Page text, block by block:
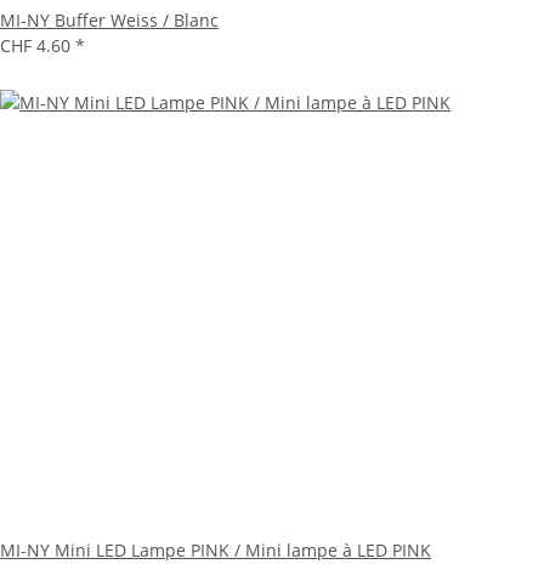
MI-NY Buffer Weiss / Blanc
CHF 4.60 *
MI-NY Mini LED Lampe PINK / Mini lampe à LED PINK